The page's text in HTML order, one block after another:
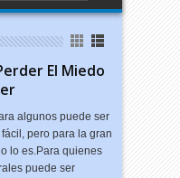
El Miedo
algunos puede ser
pero para la gran
lo es.Para quienes
puede ser